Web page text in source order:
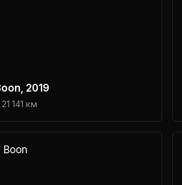
, 2019
21 141 км